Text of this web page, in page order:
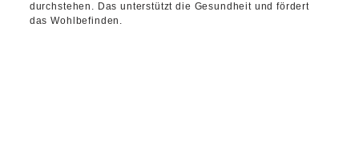
durchstehen. Das unterstützt die Gesundheit und fördert
das Wohlbefinden.